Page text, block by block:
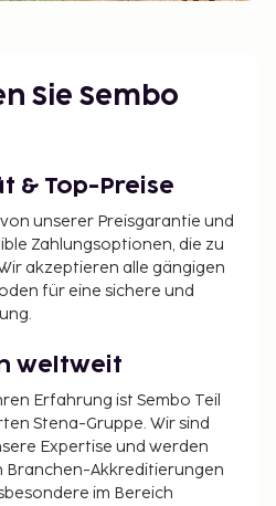
Sie Sembo
& Top-Preise
unserer Preisgarantie und
Zahlungsoptionen, die zu
akzeptieren alle gängigen
für eine sichere und
weltweit
Erfahrung ist Sembo Teil
Stena-Gruppe. Wir sind
Expertise und werden
Branchen-Akkreditierungen
im Bereich